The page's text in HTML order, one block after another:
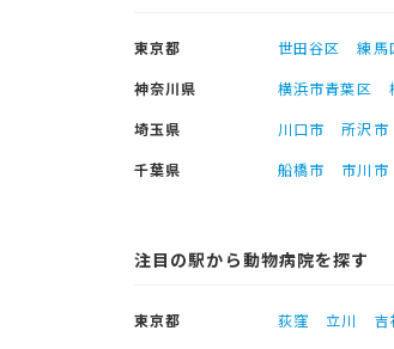
東京都 世田谷区 練馬
神奈川県
横浜市青葉区
埼玉県
川口市 所沢市
千葉県
船橋市 市川市
注目の駅から動物病院を探す
東京都 荻窪 立川 吉